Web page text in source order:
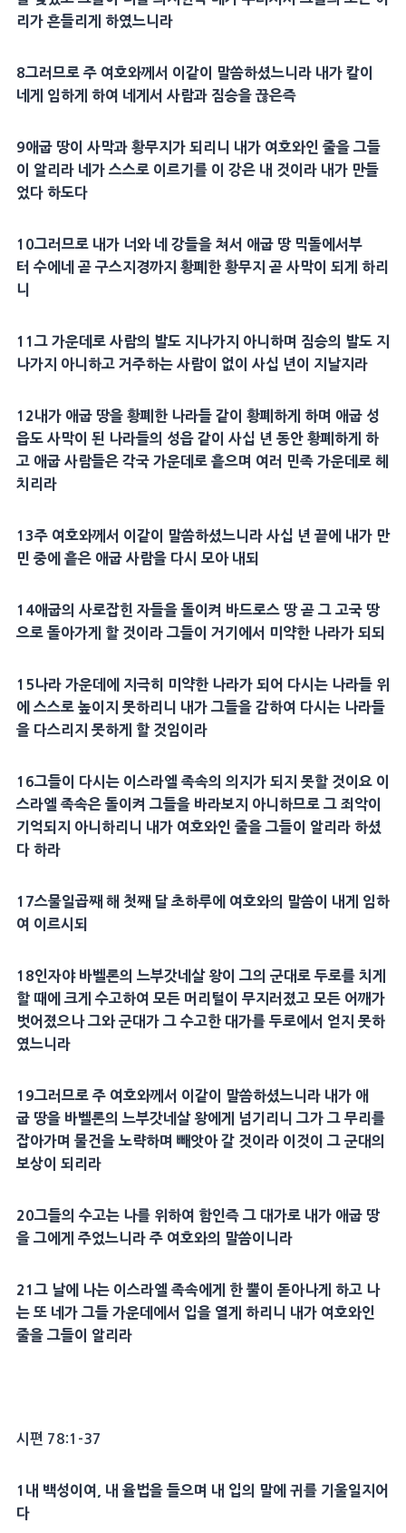
리 가 흔들리게 하였느니라
8그러므로 주 여호와께서 이같이 말씀하셨느니라 내가 칼이
네게 임하게 하여 네게서 사람과 짐승을 끊은즉
9애굽땅이 사막과 황무지 가 되리니 내가 여호와인 줄을 그들
이 알리라 네가 스스로 이르기를 이 강은 내 것이라 내가 만들
었다 하도다
10그러므로 내가 너와 네 강들을 쳐서 애굽땅 믹돌에서부
터 수에네 곧 구스지경까지 황폐한 황무지 곧 사막이 되게 하리
니
11 그 가운데로 사람의 발도 지나가지 아니하며 짐승의 발도 지
나가지 아니하고 거주하는 사람이 없이 사십 년이 지날지라
12내가 애굽땅을 황폐한 나라들 같이 황폐하게 하며 애굽 성
읍도 사막이 된 나라들의 성읍같이 사십 년 동안 황폐하게 하
고 애굽사람들은 각국 가운데로 흩으며 여러 민족 가운데로 헤
치리라
13주 여호와께서 이같이 말씀하셨느니라 사십 년 끝에 내가 만
민 중에 흩은 애굽사람을 다시 모아 내되
14애굽의 사로잡힌 자들을 돌이켜 바드로스땅 곧 그 고국 땅
으로 돌아가게 할 것이라 그들이 거기에서 미약한 나라가 되되
15나라 가운데에 지극히 미약한 나라가 되어 다시는 나라들 위
에 스스로 높이지 못하리니 내가 그들을 감하여 다시는 나라들
을 다스리지 못하게 할 것임이라
16그들이 다시는 이스라엘 족속의 의지가 되지 못할 것이요 이
스라엘 족속은 돌이켜 그들을 바라보지 아니하므로 그 죄악이
기억되지 아니하리니 내가 여호와인 줄을 그들이 알리라 하셨
다 하라
17스물일곱째 해 첫째 달 초하루에 여호와의 말씀이 내게 임하
여 이르시되
18인자야 바벨론의 느부갓네살왕이 그의 군대로 두로를 치게
할 때에 크게 수고하여 모든 머리 털이 무지러졌고 모든 어깨가
벗어졌으나 그와 군대가 그 수고한 대가를 두로에서 얻지 못하
였느니라
19그러므로 주 여호와께서 이같이 말씀하셨느니라 내가 애
굽땅을 바벨론의 느부갓네살왕에게 넘기리니 그가 그 무리를
잡아가며 물건을 노략하며 빼앗아 갈 것이라 이것이 그 군대의
보상이 되리라
20그들의 수고는 나를 위하여 함인즉 그 대가로 내가 애굽땅
을 그에게 주었느니라 주 여호와의 말씀이니라
21 그 날에 나는 이스라엘 족속에게 한 뿔이 돋아나게 하고 나
는 또 네가 그들 가운데에서 입을 열게 하리니 내가 여호와인
줄을 그들이 알리라
시편 78:1-37
1 내 백성이여, 내 율법을 들으며 내 입의 말에 귀를 기울일지어
다